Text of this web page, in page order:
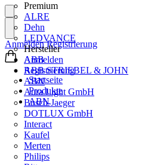
Premium
ALRE
Dehn
LEDVANCE
Hersteller
ABB
ABB STRIEBEL & JOHN
ABN
Aura Light GmbH
Busch-Jaeger
DOTLUX GmbH
Interact
Kaufel
Merten
Philips
Anmelden
Registrierung
Anmelden Registrierung
Startseite
Produkte
ABN